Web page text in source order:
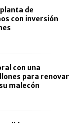
de
con inversión
con una
para renovar
malecón